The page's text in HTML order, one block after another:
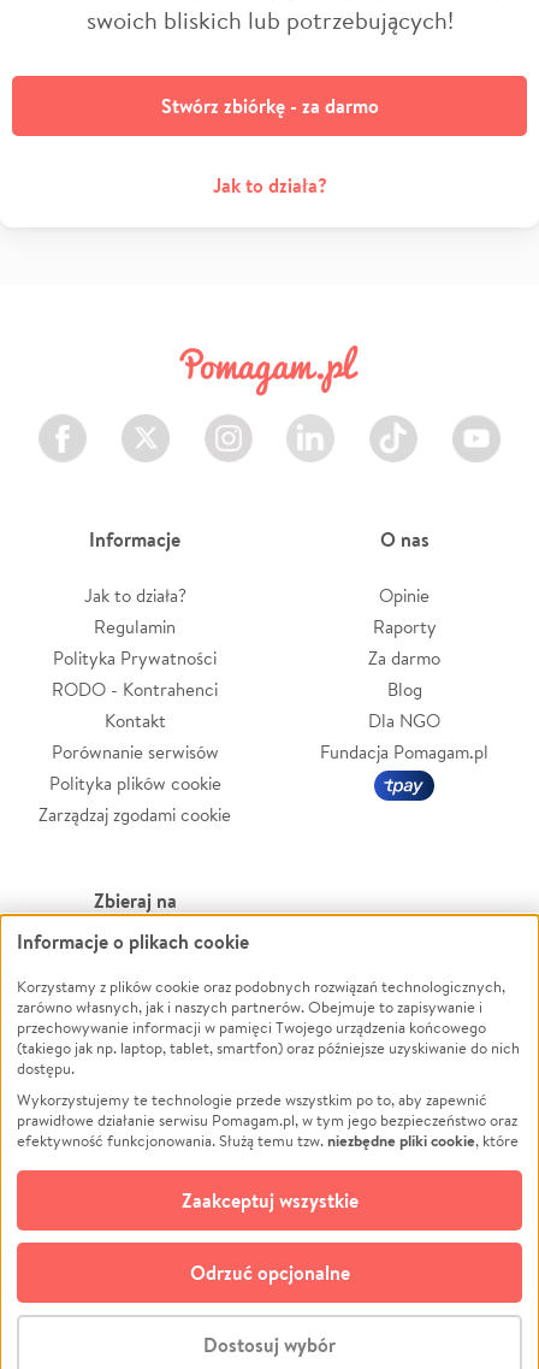
swoich bliskich lub potrzebujących!
Stwórz zbiórkę - za darmo
Jak to działa?
Facebook Twitter Instagram LinkedIn TikTok Youtube
Informacje
Jak to działa?
Regulamin
Polityka Prywatności
RODO - Kontrahenci
Kontakt
Porównanie serwisów
Polityka plików cookie
Zarządzaj zgodami cookie
O nas
Opinie
Raporty
Za darmo
Blog
Dla NGO
Fundacja Pomagam.pl
Zbieraj na
Leczenie
Zwierzęta
Pożar
Ukraina
Pomoc Finansowa
Projekty
Pogrzeb
Społeczność lokalna
Kultura
Powódź
Wichura
NGO
Edukacja
Podróż
Impreza
Ochrona środowiska
Biznes
© CROWDING SP. Z O.O.
Informacje o plikach cookie
Korzystamy z plików cookie oraz podobnych rozwiązań technologicznych,
zarówno własnych, jak i naszych partnerów. Obejmuje to zapisywanie i
przechowywanie informacji w pamięci Twojego urządzenia końcowego
(takiego jak np. laptop, tablet, smartfon) oraz późniejsze uzyskiwanie do nich
dostępu.
Wykorzystujemy te technologie przede wszystkim po to, aby zapewnić
prawidłowe działanie serwisu Pomagam.pl, w tym jego bezpieczeństwo oraz
efektywność funkcjonowania. Służą temu tzw.niezbędne pliki cookie, które
opcjonalnych plików cookie
technologii do celów analitycznych i retargetingowych. Możesz wyrazić
zgodę na ich stosowanie lub jej odmówić. W dowolnym momencie masz
możliwość zmiany swoich preferencji na stronie „Zarządzaj zgodami cookie”,
do której link znajdziesz w stopce serwisu Pomagam.pl. Opcjonalne pliki
cookie wykorzystywane są w następujących celach:
działanie serwisu Pomagam.pl. Dzięki nim możemy zrozumieć, jak
Dostosuj wybór
Odrzuć opcjonalne
Zaakceptuj wszystkie